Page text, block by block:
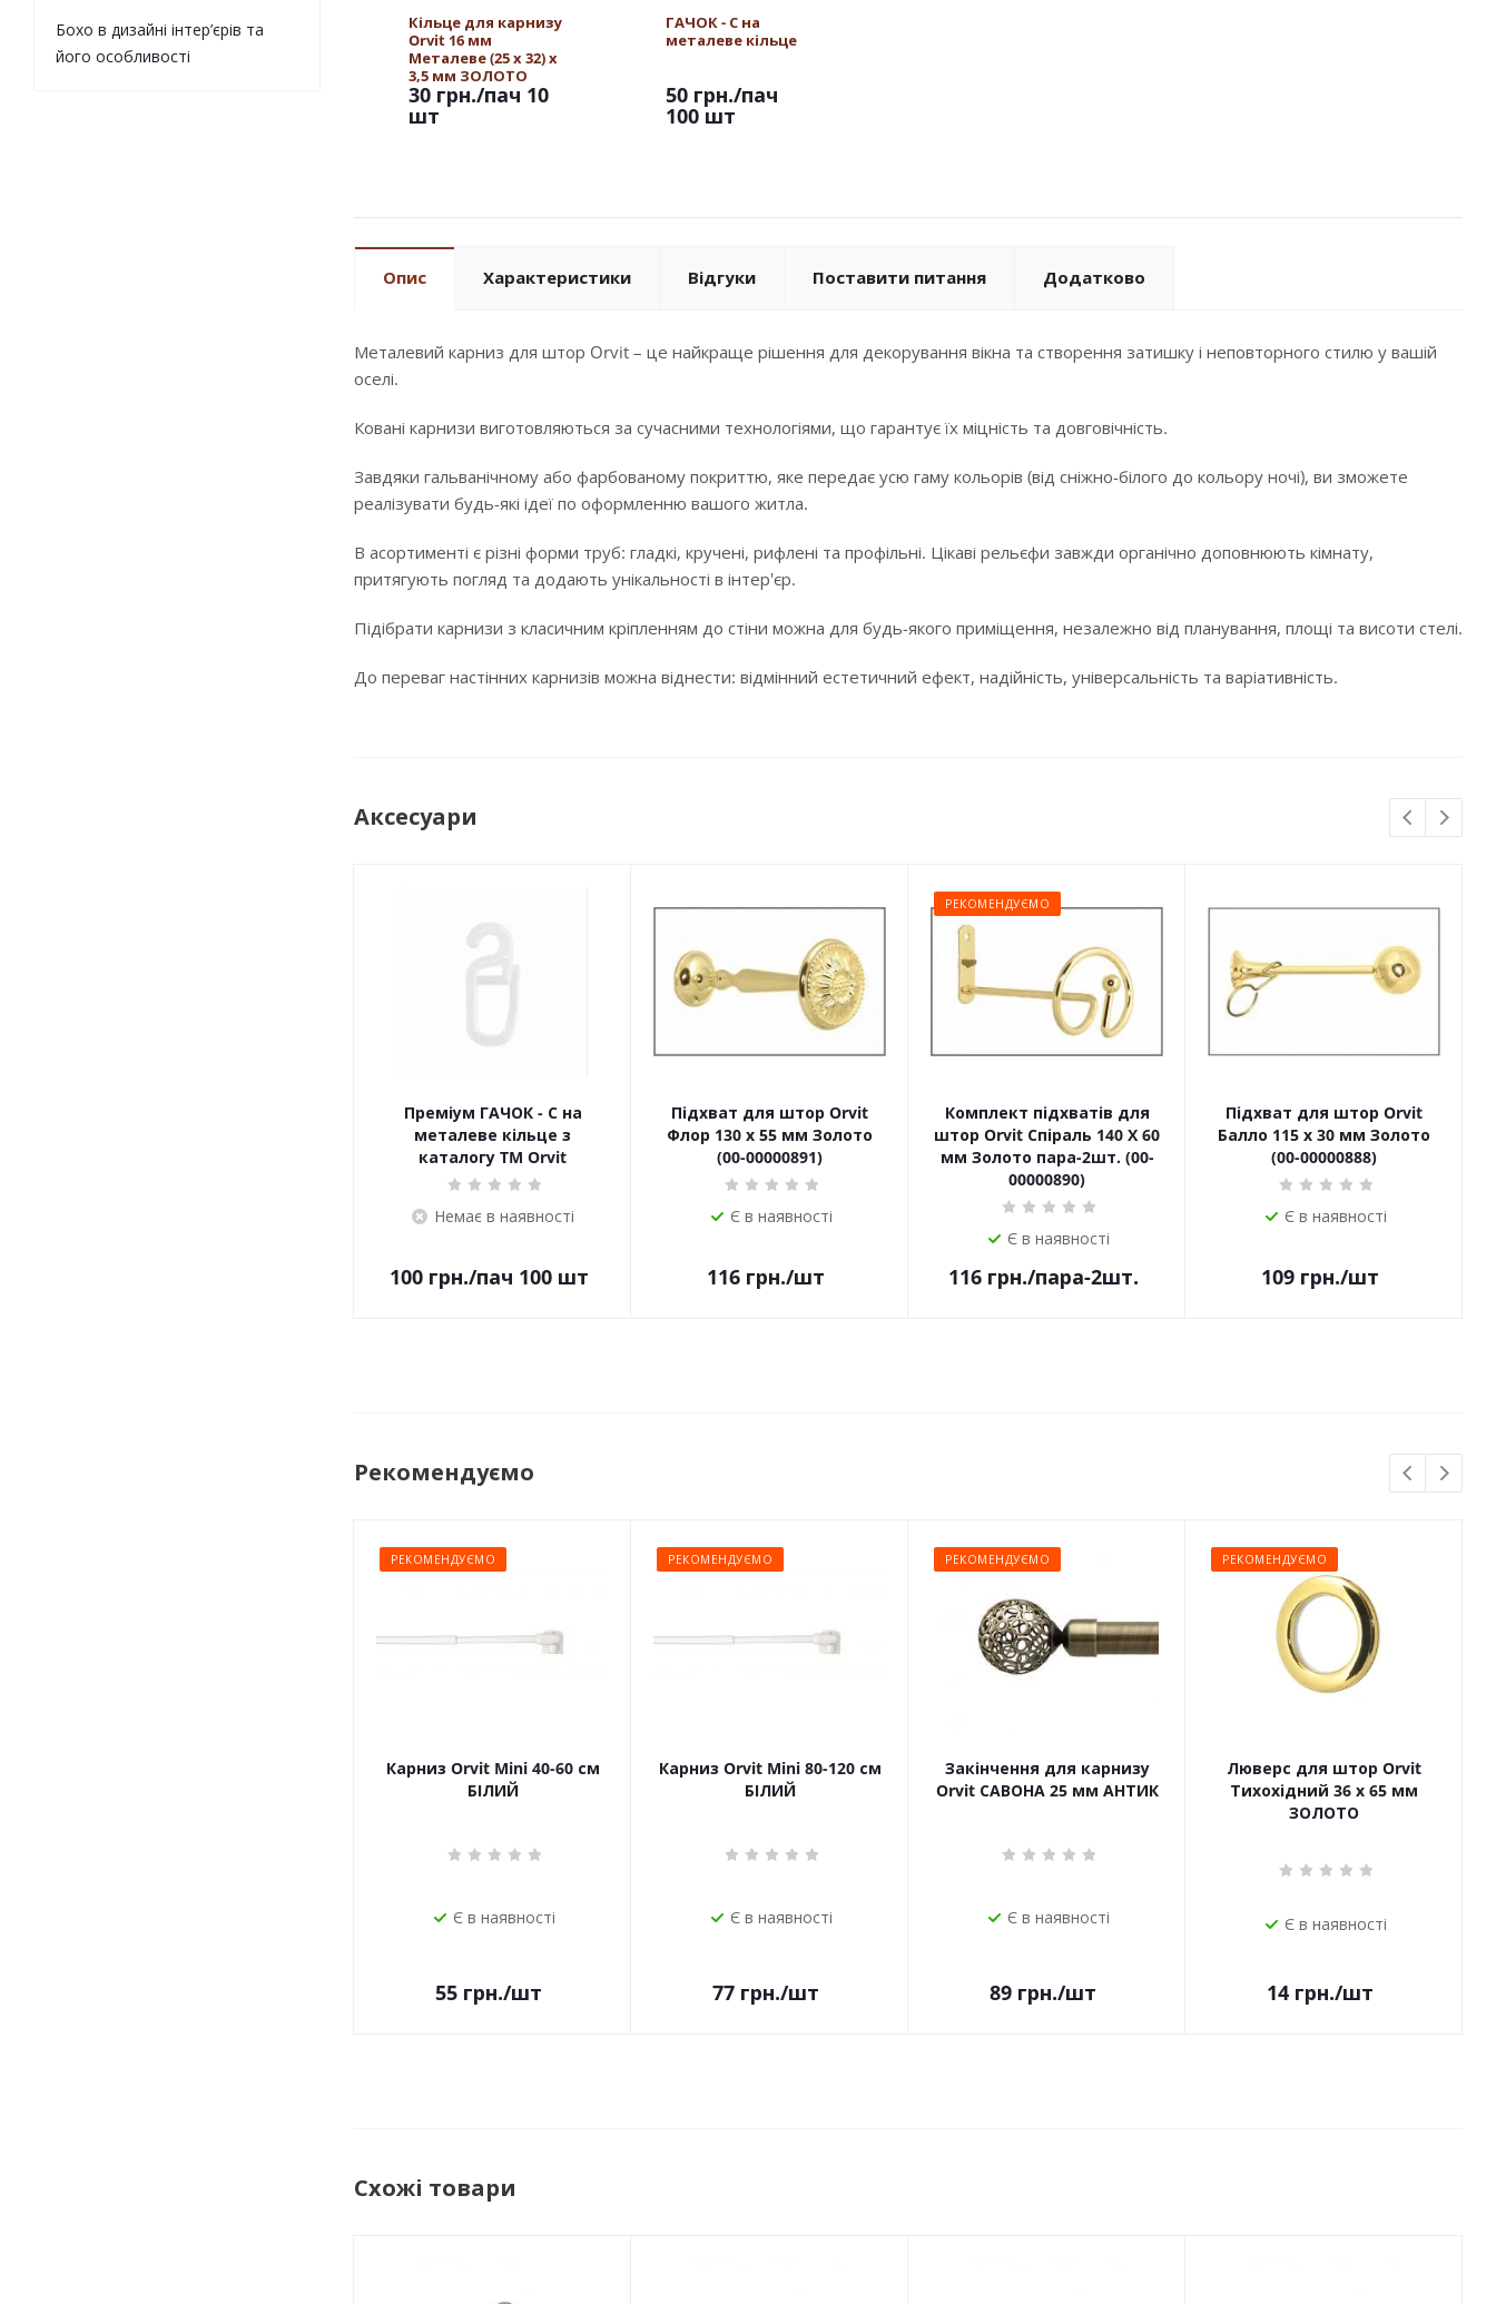
Кільце для карнизу
Orvit 16 мм
Металеве (25 х 32) х
3,5 мм ЗОЛОТО
30 грн./пач 10
шт
ГАЧОК - С на
металеве кільце
50 грн./пач
100 шт
Опис Характеристики Відгуки Поставити питання Додатково
Металевий карниз для штор Orvit – це найкраще рішення для декорування вікна та створення затишку і неповторного стилю у вашій
оселі.
Ковані карнизи виготовляються за сучасними технологіями, що гарантує їх міцність та довговічність.
Завдяки гальванічному або фарбованому покриттю, яке передає усю гаму кольорів (від сніжно-білого до кольору ночі), ви зможете
реалізувати будь-які ідеї по оформленню вашого житла.
В асортименті є різні форми труб: гладкі, кручені, рифлені та профільні. Цікаві рельєфи завжди органічно доповнюють кімнату,
притягують погляд та додають унікальності в інтер'єр.
Підібрати карнизи з класичним кріпленням до стіни можна для будь-якого приміщення, незалежно від планування, площі та висоти стелі.
До переваг настінних карнизів можна віднести: відмінний естетичний ефект, надійність, універсальність та варіативність.
Аксесуари
Преміум ГАЧОК - С на
металеве кільце з
каталогу TM Orvit
Немає в наявності
100грн./пач 100 шт
Підхват для штор Orvit
Флор 130 х 55 мм Золото
(00-00000891)
Є в наявності
116 грн./шт
РЕКОМЕНДУЄМО
Комплект підхватів для
штор Orvit Спіраль 140 Х 60
мм Золото пара-2шт. (00-
00000890)
Є в наявності
116грн./пара-2шт.
Підхват для штор Orvit
Балло 115 х 30 мм Золото
(00-00000888)
Є в наявності
109 грн./шт
Рекомендуємо
РЕКОМЕНДУЄМО
Карниз Orvit Mini 40-60 см
БІЛИЙ
Є в наявності
55 грн./шт
РЕКОМЕНДУЄМО
Карниз Orvit Mini 80-120 см
БІЛИЙ
Є в наявності
77 грн./шт
РЕКОМЕНДУЄМО
Закінчення для карнизу
Orvit САВОНА 25 мм АНТИК
Є в наявності
89 грн./шт
РЕКОМЕНДУЄМО
Люверс для штор Orvit
Тихохідний 36 х 65 мм
ЗОЛОТО
Є в наявності
14 грн./шт
Схожі товари
Бохо в дизайні інтер’єрів та
його особливості